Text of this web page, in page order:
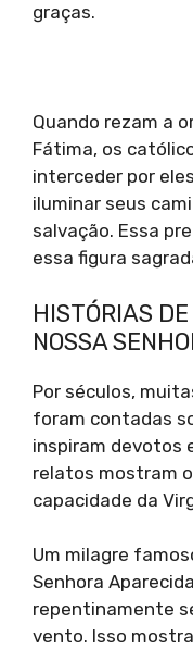
graças.
Quando rezam a
Fátima, os
interceder por
iluminar seus
salvação. Essa
essa figura
HISTÓRIAS
NOSSA
Por séculos,
foram contadas
inspiram devotos
relatos mostram
capacidade da
Um milagre
Senhora
repentinamente
vento. Isso